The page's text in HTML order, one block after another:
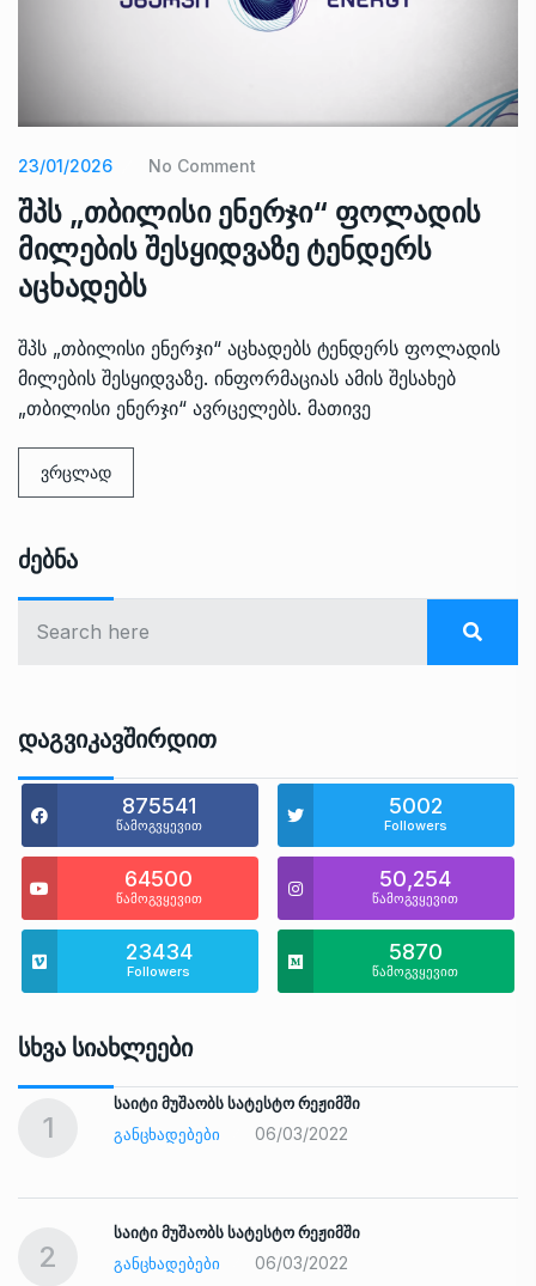
23/01/2026 No Comment
შპს „თბილისი ენერჯი“ ფოლადის
მილების შესყიდვაზე ტენდერს
აცხადებს
შპს „თბილისი ენერჯი“ აცხადებს ტენდერს ფოლადის
მილების შესყიდვაზე. ინფორმაციას ამის შესახებ
„თბილისი ენერჯი“ ავრცელებს. მათივე
ვრცლად
Ძებნა
Დაგვიკავშირდით
875541
წამოგვყევით
5002
Followers
64500
წამოგვყევით
50,254
წამოგვყევით
23434
Followers
5870
წამოგვყევით
Სხვა Სიახლეები
1
საიტი მუშაობს სატესტო რეჟიმში
ᲒᲐᲜᲪᲮᲐᲓᲔᲑᲔᲑᲘ
06/03/2022
2
საიტი მუშაობს სატესტო რეჟიმში
ᲒᲐᲜᲪᲮᲐᲓᲔᲑᲔᲑᲘ
06/03/2022